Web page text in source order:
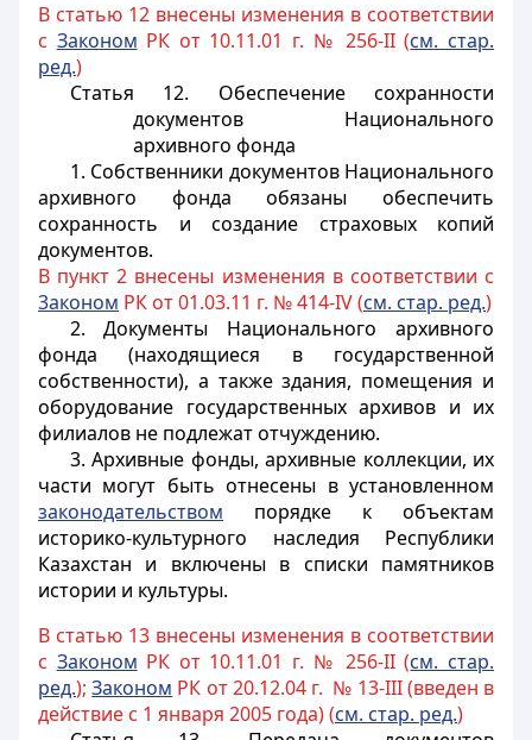
В статью 12 внесены изменения в соответствии
с Законом РК от 10.11.01 г. № 256-II (см. стар.
ред.)
Статья 12. Обеспечение сохранности
документов Национального
архивного фонда
1. Собственники документов Национального
архивного фонда обязаны обеспечить
сохранность и создание страховых копий
документов.
В пункт 2 внесены изменения в соответствии с
3аконом РК от 01.03.11 г. № 414-IV (см. стар. ред.)
2. Документы Национального архивного
фонда (находящиеся в государственной
собственности), а также здания, помещения и
оборудование государственных архивов и их
филиалов не подлежатотчуждению.
3. Архивные фонды, архивные коллекции, их
части могут быть отнесены в установленном
законодательством порядке к объектам
историко-культурного наследия Республики
Казахстан и включены в списки памятников
истории и культуры.
В статью 13 внесены изменения в соответствии
с Законом РК от 10.11.01 г. № 256-II (см. стар.
ред.);Законом РК от 20.12.04 г. № 13-III (введен в
действие с 1 января 2005 года) (см. стар. ред.)